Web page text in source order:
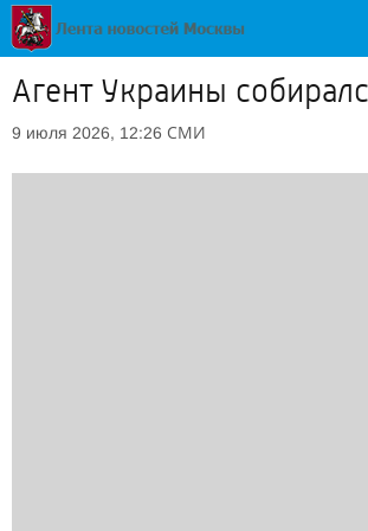
Агент Украины
9 июля 2026, 12:26 СМИ